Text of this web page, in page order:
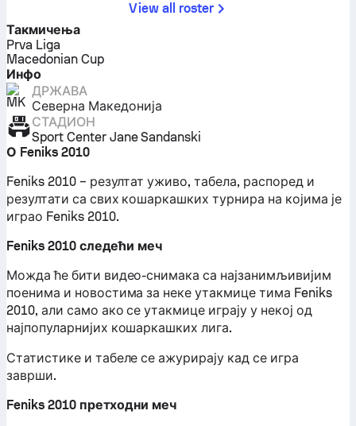
View all roster
Такмичења
Prva Liga
Macedonian Cup
Инфо
ДРЖАВА
Северна Македонија
СТАДИОН
Sport Center Jane Sandanski
О Feniks 2010
Feniks 2010 – резултат уживо, табела, распоред и
резултати са свих кошаркашких турнира на којима је
играо Feniks 2010.
Feniks 2010 следећи меч
Можда ће бити видео-снимака са најзанимљивијим
поенима и новостима за неке утакмице тима Feniks
2010, али само ако се утакмице играју у некој од
најпопуларнијих кошаркашких лига.
Статистике и табеле се ажурирају кад се игра
заврши.
Feniks 2010 претходни меч